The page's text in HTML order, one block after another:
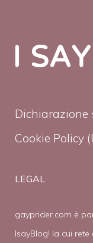
Dichiarazione
Cookie Policy
LEGAL
gayprider.com è
IsayBlog! la cui